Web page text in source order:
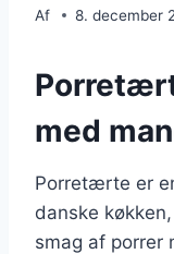
Af 8. december
med
Porretærte er
danske
smag af